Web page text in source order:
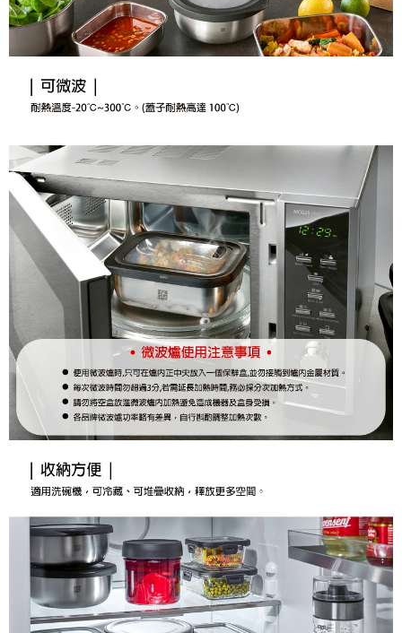
【注意事項】
１．透過由恩沛科技股份有限公司提供之「AFTEE先享後付」服務完成之交
易，需依本服務之必要範圍內提供個人資料，並將交易相關給付款項請求債
權轉讓予恩沛科技股份有限公司。
https://aftee.tw/terms/#terms3
３．未成年的使用者請事先徵得法定代理人或監護人之同意方可使用
４．使用「AFTEE先享後付」時，將依據個別帳號之用戶狀況，依本公司即
時審查核予不同之上限額度；若仍有額度不足之情形，本公司將視審查結果
請求用戶進行身份認證。
５．嚴禁一人註冊多個帳號或使用他人資訊註冊。若發現惡意使用之情形，
恩沛科技股份有限公司將有權停止該用戶之使用額度並採取法律行動。